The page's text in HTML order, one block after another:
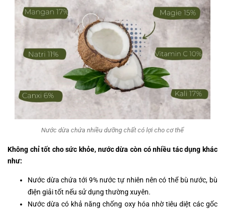
Nước dừa chứa nhiều dưỡng chất có lợi cho cơ thể
Không chỉ tốt cho sức khỏe, nước dừa còn có nhiều tác dụng khác
như:
Nước dừa chứa tới 9% nước tự nhiên nên có thể bù nước, bù
điện giải tốt nếu sử dụng thường xuyên.
Nước dừa có khả năng chống oxy hóa nhờ tiêu diệt các gốc